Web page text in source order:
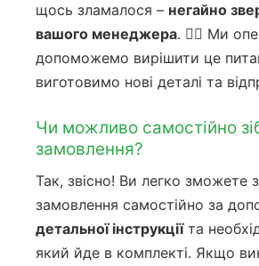
щось зламалося – негайно
вашого менеджера. 🙋‍♀️ Ми
допоможемо вирішити це
виготовимо нові деталі та
Чи можливо самостійно
замовлення?
Так, звісно! Ви легко зможете
замовлення самостійно за
детальної інструкціїта
який йде в комплекті. Якщо